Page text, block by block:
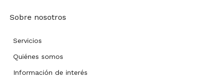
Sobre nosotros
Servicios
Quiénes somos
Información de interés